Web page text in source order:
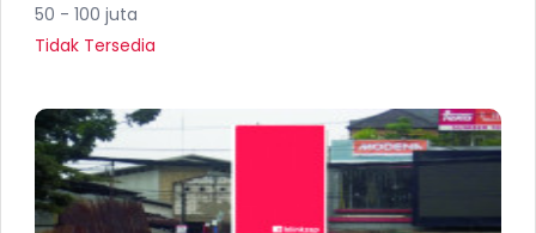
50 - 100 juta
Tidak Tersedia